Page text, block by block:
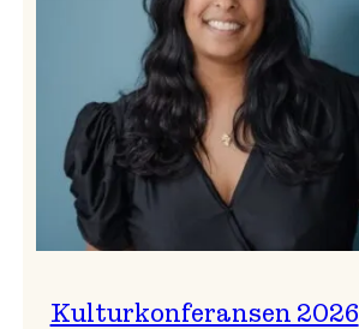
Kulturkonferansen 2026